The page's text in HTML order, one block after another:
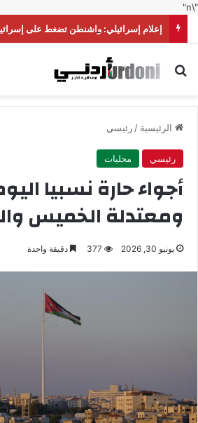
"\n"
إعلام إسرائيلي: واشنطن تضغط على
بحث عن
الرئيسية /رئيسي
رئيسي محليات
أجواء حارة نسبيا
ومعتدلة الخميس
يونيو 30, 2026 377 دقيقة واحدة